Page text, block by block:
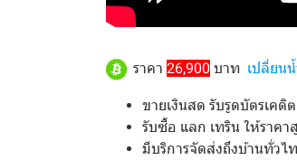
ราคา 26,900 บาท เปลี่ยน
ขายเงินสด รับรูดบัตรเคดิ
รับซื้อ แลก เทริน ให้ราค
มีบริการจัดส่งถึงบ้านทั่วไ